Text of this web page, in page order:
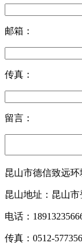
邮箱：
传真：
留言：
昆山市德信致远环
昆山地址：昆山市
电话：
传真：0512-